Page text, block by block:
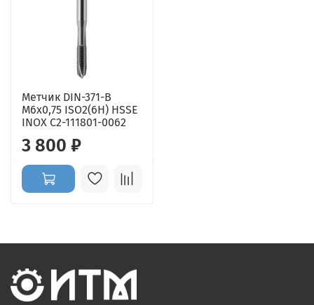
Метчик DIN-371-B
M6x0,75 ISO2(6H) HSSE
INOX C2-111801-0062
3 800 ₽